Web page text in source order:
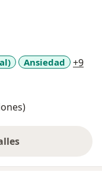
Ansiedad +9
experiencia